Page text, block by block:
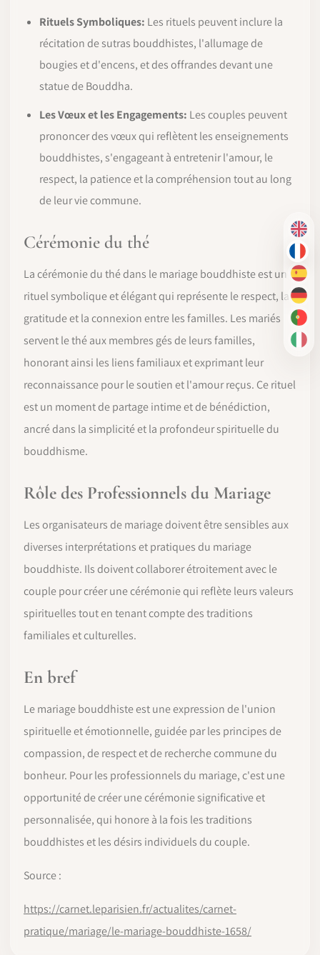
EN
FR
ES
DE
PT-
IT
Rituels Symboliques: Les rituels peuvent inclure la
récitation de sutras bouddhistes, l'allumage de
bougies et d'encens, et des offrandes devant une
statue de Bouddha.
Les Vœux et les Engagements: Les couples peuvent
prononcer des vœux qui reflètent les enseignements
bouddhistes, s'engageant à entretenir l'amour, le
respect, la patience et la compréhension tout au long
de leur vie commune.
Cérémonie du thé
La cérémonie du thé dans le mariage bouddhiste est un
rituel symbolique et élégant qui représente le respect, la
gratitude et la connexion entre les familles. Les mariés
servent le thé aux membres gés de leurs familles,
honorant ainsi les liens familiaux et exprimant leur
reconnaissance pour le soutien et l'amour reçus. Ce rituel
est un moment de partage intime et de bénédiction,
ancré dans la simplicité et la profondeur spirituelle du
bouddhisme.
Rôle des Professionnels du Mariage
Les organisateurs de mariage doivent être sensibles aux
diverses interprétations et pratiques du mariage
bouddhiste. Ils doivent collaborer étroitement avec le
couple pour créer une cérémonie qui reflète leurs valeurs
spirituelles tout en tenant compte des traditions
familiales et culturelles.
En bref
Le mariage bouddhiste est une expression de l'union
spirituelle et émotionnelle, guidée par les principes de
compassion, de respect et de recherche commune du
bonheur. Pour les professionnels du mariage, c'est une
opportunité de créer une cérémonie significative et
personnalisée, qui honore à la fois les traditions
bouddhistes et les désirs individuels du couple.
Source :
https://carnet.leparisien.fr/actualites/carnet-
pratique/mariage/le-mariage-bouddhiste-1658/